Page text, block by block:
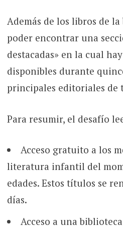
Además de los libros de
poder encontrar una
destacadas» en la cual
disponibles durante
principales editoriales de
Para resumir, el desafío
Acceso gratuito a los
literatura infantil del
edades. Estos títulos se
días.
Acceso a una